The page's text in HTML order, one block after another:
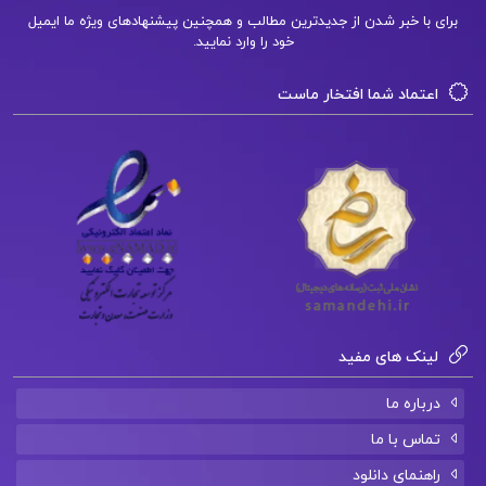
اسکندری
دانلود فایل PDF کتاب روش های اصلاح و تغییر
رفتار علی مصطفایی
دانلود فایل PDF کتاب تاریخ جامع مشاوران ویژه
کنکور 1402 انسانی
برای با خبر شدن از جدیدترین مطالب و همچنین پیشنهادهای ویژه ما ایمیل
خود را وارد نمایید.
اعتماد شما افتخار ماست
لینک های مفید
درباره ما
تماس با ما
راهنمای دانلود